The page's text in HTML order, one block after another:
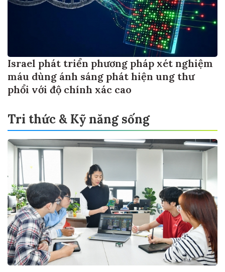
Israel phát triển phương pháp xét nghiệm
máu dùng ánh sáng phát hiện ung thư
phổi với độ chính xác cao
Tri thức & Kỹ năng sống